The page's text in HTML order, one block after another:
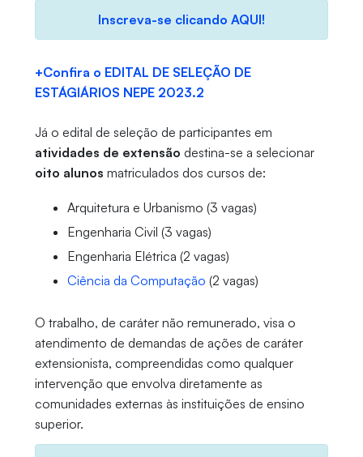
Inscreva-se clicando AQUI!
+Confira o EDITAL DE SELEÇÃO DE
ESTÁGIÁRIOS NEPE 2023.2
Já o edital de seleção de participantes em
atividades de extensão destina-se a selecionar
oito alunos matriculados dos cursos de:
Arquitetura e Urbanismo (3 vagas)
Engenharia Civil (3 vagas)
Engenharia Elétrica (2 vagas)
Ciência da Computação (2 vagas)
O trabalho, de caráter não remunerado, visa o
atendimento de demandas de ações de caráter
extensionista, compreendidas como qualquer
intervenção que envolva diretamente as
comunidades externas às instituições de ensino
superior.